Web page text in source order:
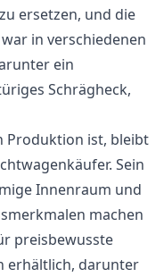
zu ersetzen, und die
in verschiedenen
ein
Schrägheck,
Produktion ist, bleibt
Sein
Innenraum und
machen
preisbewusste
erhältlich, darunter